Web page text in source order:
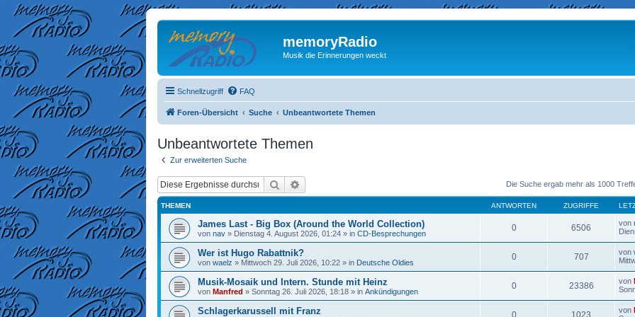
memoryRadio
Musik die Erinnerungen weckt
Schnellzugriff FAQ
Foren-Übersicht Suche Unbeantwortete Themen
Unbeantwortete Themen
Zur erweiterten Suche
Suche Die Suche ergab mehr als 1000
THEMEN ANTWORTEN ZUGRIFFE
James Last - Big Box (Around the World Collection)
von nav » Dienstag 4. August 2026, 01:24 » in CD-Besprechungen
0 6506 von
Wer ist Hugo Rabattnik?
von waelz » Mittwoch 29. Juli 2026, 10:22 » in Deutsche Oldies
0 707 von
Musik-Mosaik und Intern. Stunde mit Heinz
von Manfred » Sonntag 26. Juli 2026, 18:18 » in Ankündigungen
0 23386 von
Schlagerkarussell mit Franz 0 1023 von